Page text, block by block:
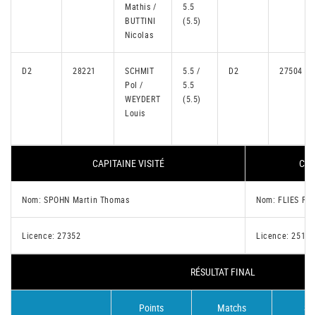
Mathis /
BUTTINI
Nicolas
5.5
(5.5)
D2 28221
SCHMIT
Pol /
WEYDERT
Louis
5.5 /
5.5
(5.5)
D2 27504
CAPITAINE VISITÉ
Nom: SPOHN Martin Thomas Nom: FLIES Pol
Licence: 27352 Licence: 25177
RÉSULTAT FINAL
Points Matchs